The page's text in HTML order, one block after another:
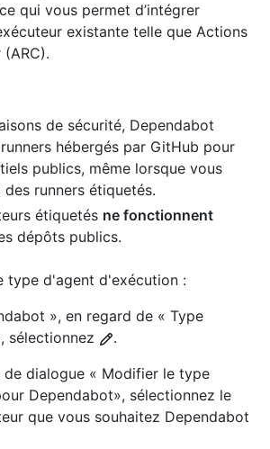
qui vous permet d’intégrer
existante telle que Actions
de sécurité, Dependabot
hébergés par GitHub pour
publics, même lorsque vous
runners étiquetés.
étiquetés ne fonctionnent
dépôts publics.
type d'agent d'exécution :
», en regard de « Type
sélectionnez
.
de dialogue « Modifier le type
Dependabot», sélectionnez le
que vous souhaitez Dependabot